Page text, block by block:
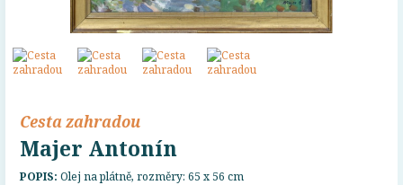
Cesta zahradou
Majer Antonín
POPIS: Olej na plátně, rozměry: 65 x 56 cm